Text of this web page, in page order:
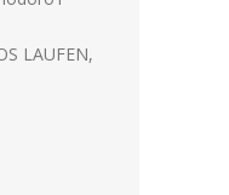
LAUFEN,